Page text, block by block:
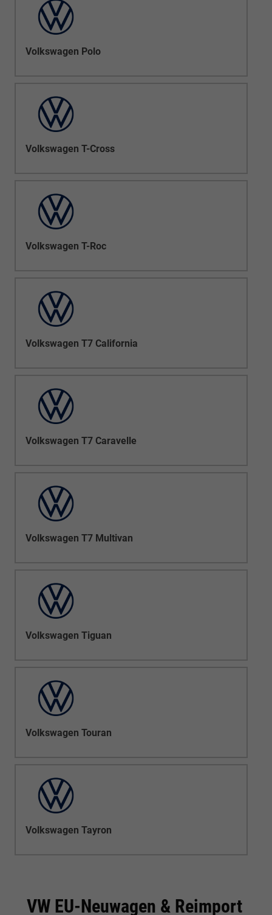
Volkswagen Polo
Volkswagen T-Cross
Volkswagen T-Roc
Volkswagen T7 California
Volkswagen T7 Caravelle
Volkswagen T7 Multivan
Volkswagen Tiguan
Volkswagen Touran
Volkswagen Tayron
VW EU-Neuwagen & Reimport